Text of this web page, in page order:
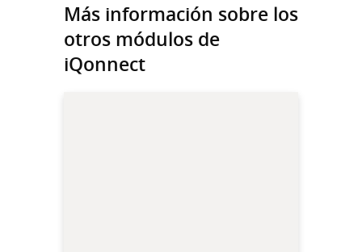
Más información sobre los
otros módulos de
iQonnect